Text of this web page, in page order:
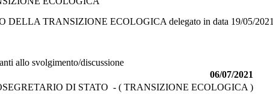
DELLA TRANSIZIONE ECOLOGICA delegato in data 19/05/2021
allo svolgimento/discussione
06/07/2021
DI STATO - ( TRANSIZIONE ECOLOGICA )